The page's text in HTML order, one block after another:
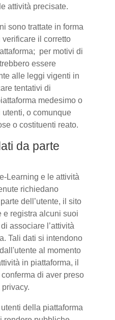
attività precisate.
sono trattate in forma
il corretto
per motivi di
essere
alle leggi vigenti in
tentativi di
medesimo o
o comunque
o costituenti reato.
da parte
Learning e le attività
richiedano
dell’utente, il sito
e registra alcuni suoi
associare l’attività
Tali dati si intendono
al momento
in piattaforma, il
di aver preso
della piattaforma